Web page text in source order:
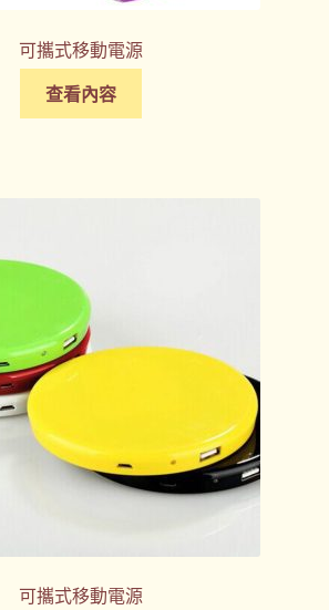
可攜式移動電源
查看內容
可攜式移動電源